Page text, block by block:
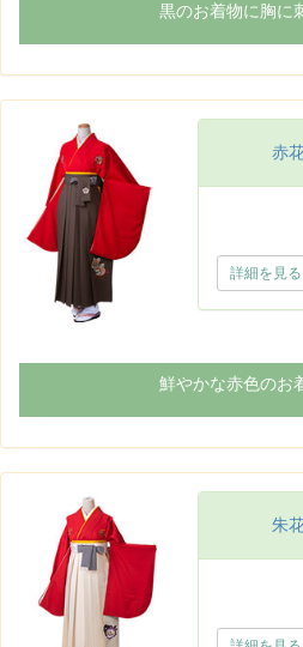
黒のお着物に胸に
赤
詳細を見る
鮮やかな赤色のお
朱